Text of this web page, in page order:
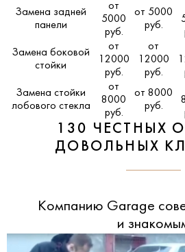
Замена задней
панели
от
5000
руб.
от 5000
руб.
Замена боковой
стойки
от
12000
руб.
от
12000
руб.
Замена стойки
лобового стекла
от
8000
руб.
от 8000
руб.
130 ЧЕСТНЫХ
ДОВОЛЬНЫХ
Компанию Garage
и